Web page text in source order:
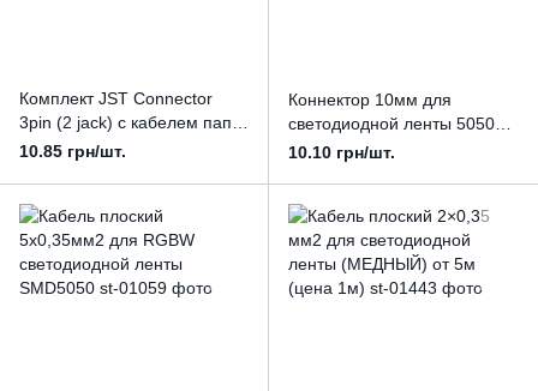
Комплект JST Connector
3pin (2 jack) с кабелем папа
+ мама
10.85 грн/шт.
Коннектор 10мм для
светодиодной ленты 5050
RGBW "клипса-клипса" (без
10.10 грн/шт.